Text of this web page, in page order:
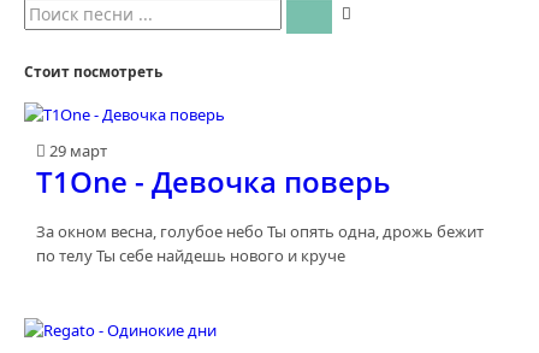
Стоит посмотреть
29 март
T1One - Девочка поверь
За окном весна, голубое небо Ты опять одна, дрожь бежит
по телу Ты себе найдешь нового и круче